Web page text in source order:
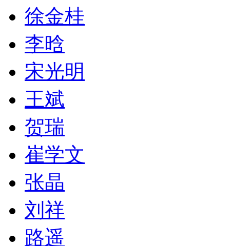
徐金桂
李晗
宋光明
王斌
贺瑞
崔学文
张晶
刘祥
路遥